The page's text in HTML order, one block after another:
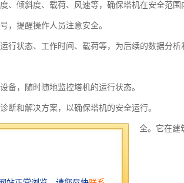
倾斜度、载荷、风速等，确保塔机在安全范围
，提醒操作人员注意安全。
行状态、工作时间、载荷等，为后续的数据分析
备，随时随地监控塔机的运行状态。
断和解决方案，以确保塔机的安全运行。
发生，保护操作人员和周围环境的安全。它在建